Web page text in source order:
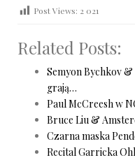
Post Views: 2 021
Related Posts:
Semyon Bychkov
grają…
Paul McCreesh w
Bruce Liu &
Czarna maska
Recital Garricka